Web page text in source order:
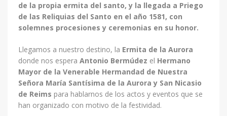
de la propia ermita del santo, y la llegada a Priego
de las Reliquias del Santo en el año 1581, con
solemnes procesiones y ceremonias en su honor.
Llegamos a nuestro destino, la Ermita de la Aurora
donde nos espera Antonio Bermúdez el Hermano
Mayor de la Venerable Hermandad de Nuestra
Señora María Santísima de la Aurora y San Nicasio
de Reims para hablarnos de los actos y eventos que se
han organizado con motivo de la festividad.